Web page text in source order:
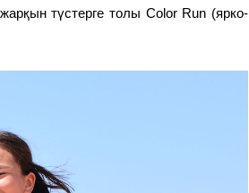
түстерге толы Color Run (ярко-